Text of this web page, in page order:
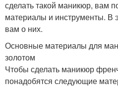
сделать такой маникюр, вам
материалы и инструменты. В
вам о них.
Основные материалы для
золотом
Чтобы сделать маникюр
понадобятся следующие